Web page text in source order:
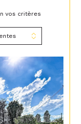
vos critères